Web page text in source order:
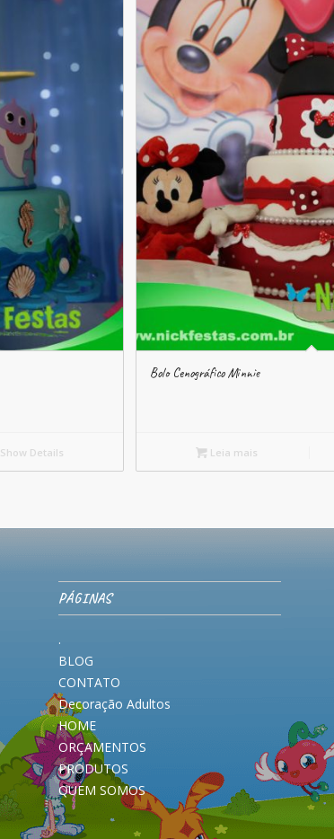
Show Details
Bolo Cenográfico Minnie
Leia mais
PÁGINAS
.
BLOG
CONTATO
Decoração Adultos
HOME
ORÇAMENTOS
PRODUTOS
QUEM SOMOS